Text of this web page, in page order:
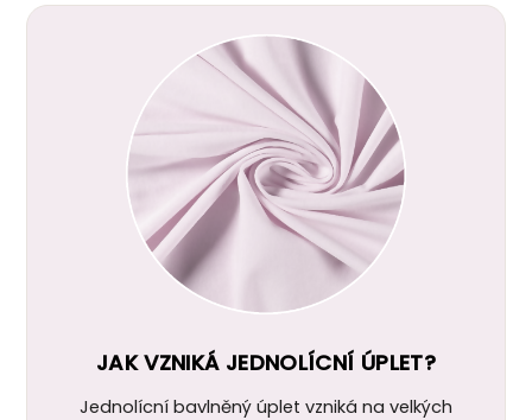
JAK VZNIKÁ JEDNOLÍCNÍ ÚPLET?
Jednolícní bavlněný úplet vzniká na velkých